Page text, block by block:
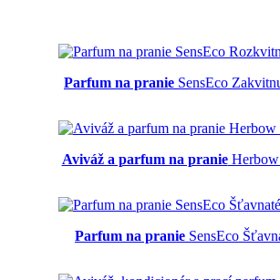
Parfum na pranie SensEco
Aviváž a parfum na pranieHerbow
Parfum na pranie SensEco